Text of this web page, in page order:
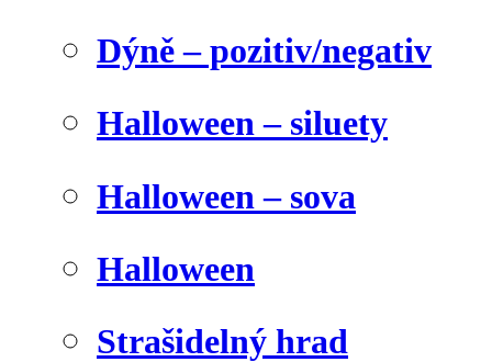
Dýně – pozitiv/negativ
Halloween – siluety
Halloween – sova
Halloween
Strašidelný hrad